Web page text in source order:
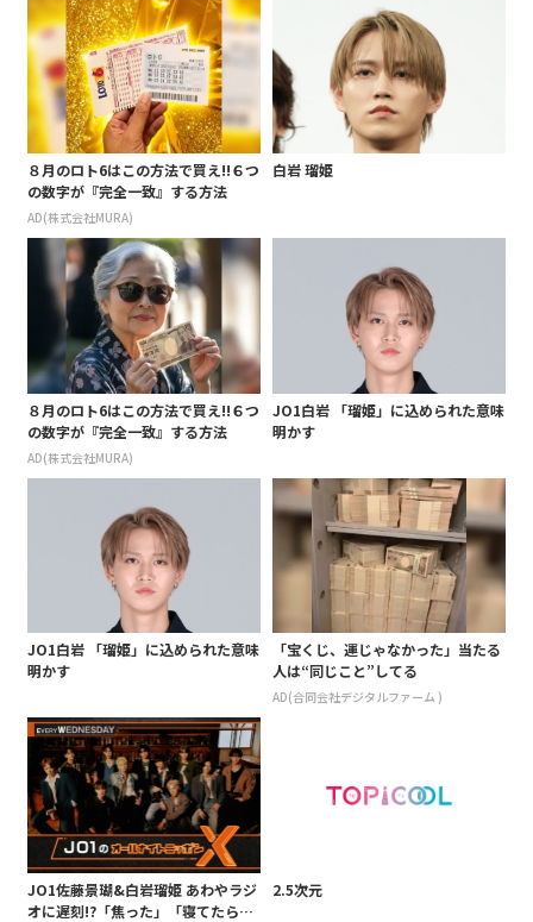
８月のロト6はこの方法で買え!!６つ
の数字が『完全一致』する方法
AD(株式会社MURA)
白岩 瑠姫
８月のロト6はこの方法で買え!!６つ
の数字が『完全一致』する方法
AD(株式会社MURA)
JO1白岩 「瑠姫」に込められた意味
明かす
JO1白岩 「瑠姫」に込められた意味
明かす
「宝くじ、運じゃなかった」当たる
人は“同じこと”してる
AD(合同会社デジタルファーム )
JO1佐藤景瑚&白岩瑠姫 あわやラジ
オに遅刻!?「焦った」「寝てたら間
2.5次元